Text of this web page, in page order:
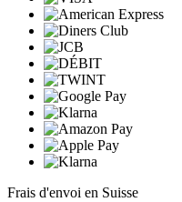
Frais d'envoi en Suisse